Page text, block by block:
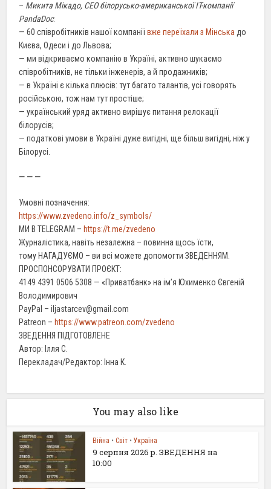
– Микита Мікадо, СЕО білорусько-американської IT-компанії
PandaDoc:
— 60 співробітників нашої компаніївже переїхали з Мінська до
Києва, Одеси і до Львова;
— ми відкриваємо компанію в Україні, активно шукаємо
співробітників, не тільки інженерів, а й продажників;
— в Україні є кілька плюсів: тут багато талантів, усі говорять
російською, тож нам тут простіше;
— український уряд активно вирішує питання релокації
білорусів;
— податкові умови в Україні дуже вигідні, ще більш вигідні, ніж у
Білорусі.
— — —
Умовні позначення:
https://www.zvedeno.info/z_symbols/
МИ В TELEGRAM – https://t.me/zvedeno
Журналістика, навіть незалежна – повинна щось їсти,
тому НАГАДУЄМО – ви всі можете допомогти ЗВЕДЕННЯМ.
ПРОСПОНСОРУВАТИ ПРОЄКТ:
4149 4391 0506 5308 — «Приватбанк» на ім’я Юхименко Євгеній
Володимирович
PayPal – iljastarcev@gmail.com
Patreon – https://www.patreon.com/zvedeno
ЗВЕДЕННЯ ПІДГОТОВЛЕНЕ
Автор: Ілля С.
Перекладач/Редактор: Інна К.
You may also like
Війна • Світ • Україна
9 серпня 2026 р. ЗВЕДЕННЯ на
10:00